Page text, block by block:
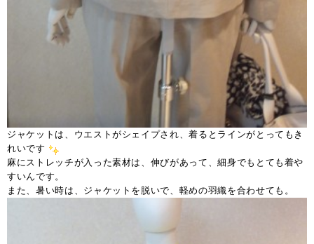
ジャケットは、ウエストがシェイプされ、着るとラインがとってもき
れいです
麻にストレッチが入った素材は、伸びがあって、細身でもとても着や
すいんです。
また、暑い時は、ジャケットを脱いで、軽めの羽織を合わせても。